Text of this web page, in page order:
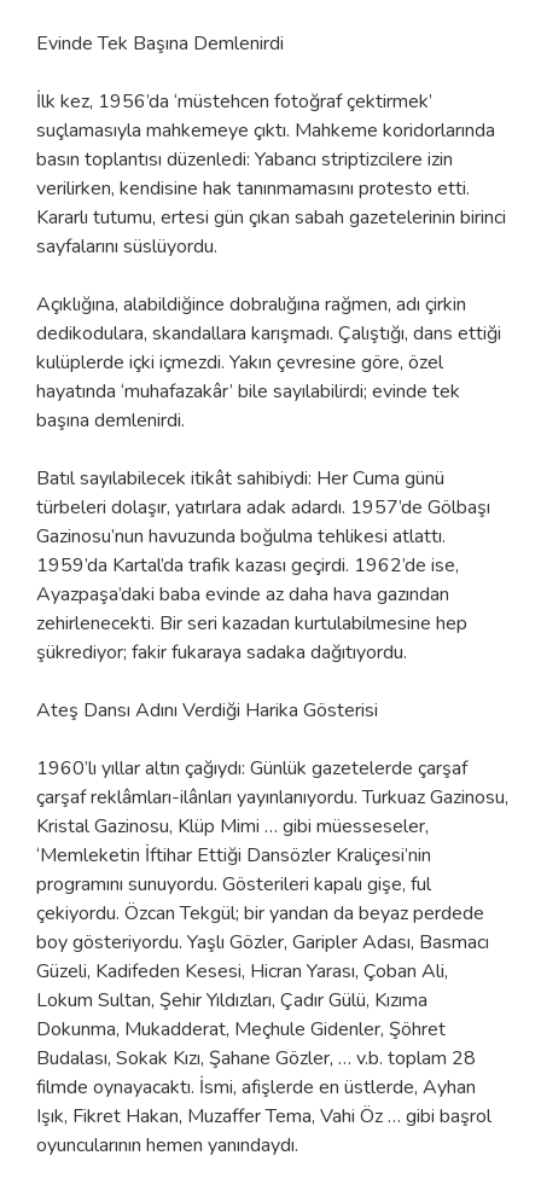
Evinde Tek Başına Demlenirdi
İlk kez, 1956’da ‘müstehcen fotoğraf çektirmek’
suçlamasıyla mahkemeye çıktı. Mahkeme koridorlarında
basın toplantısı düzenledi: Yabancı striptizcilere izin
verilirken, kendisine hak tanınmamasını protesto etti.
Kararlı tutumu, ertesi gün çıkan sabah gazetelerinin birinci
sayfalarını süslüyordu.
Açıklığına, alabildiğince dobralığına rağmen, adı çirkin
dedikodulara, skandallara karışmadı. Çalıştığı, dans ettiği
kulüplerde içki içmezdi. Yakın çevresine göre, özel
hayatında ‘muhafazakâr’ bile sayılabilirdi; evinde tek
başına demlenirdi.
Batıl sayılabilecek itikât sahibiydi: Her Cuma günü
türbeleri dolaşır, yatırlara adak adardı. 1957’de Gölbaşı
Gazinosu’nun havuzunda boğulma tehlikesi atlattı.
1959’da Kartal’da trafik kazası geçirdi. 1962’de ise,
Ayazpaşa’daki baba evinde az daha hava gazından
zehirlenecekti. Bir seri kazadan kurtulabilmesine hep
şükrediyor; fakir fukaraya sadaka dağıtıyordu.
Ateş Dansı Adını Verdiği Harika Gösterisi
1960’lı yıllar altın çağıydı: Günlük gazetelerde çarşaf
çarşaf reklâmları-ilânları yayınlanıyordu. Turkuaz Gazinosu,
Kristal Gazinosu, Klüp Mimi … gibi müesseseler,
‘Memleketin İftihar Ettiği Dansözler Kraliçesi’nin
programını sunuyordu. Gösterileri kapalı gişe, ful
çekiyordu. Özcan Tekgül; bir yandan da beyaz perdede
boy gösteriyordu. Yaşlı Gözler, Garipler Adası, Basmacı
Güzeli, Kadifeden Kesesi, Hicran Yarası, Çoban Ali,
Lokum Sultan, Şehir Yıldızları, Çadır Gülü, Kızıma
Dokunma, Mukadderat, Meçhule Gidenler, Şöhret
Budalası, Sokak Kızı, Şahane Gözler, … v.b. toplam 28
filmde oynayacaktı. İsmi, afişlerde en üstlerde, Ayhan
Işık, Fikret Hakan, Muzaffer Tema, Vahi Öz … gibi başrol
oyuncularının hemen yanındaydı.